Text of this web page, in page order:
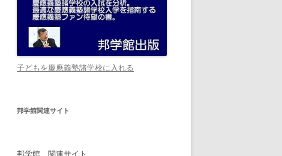
子どもを慶應義塾諸学校に入れる
邦学館関連サイト
邦学館 関連サイト